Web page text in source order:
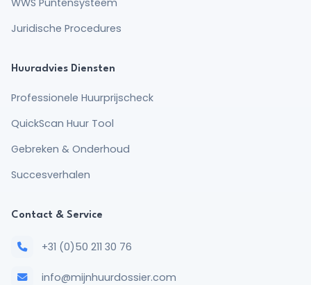
WWS Puntensysteem
Juridische Procedures
Huuradvies Diensten
Professionele Huurprijscheck
QuickScan Huur Tool
Gebreken & Onderhoud
Succesverhalen
Contact & Service
+31 (0)50 211 30 76
info@mijnhuurdossier.com